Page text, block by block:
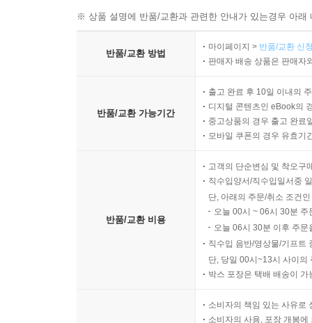
※ 상품 설명에 반품/교환과 관련한 안내가 있는경우 아
반품/교환 방법
마이페이지 > 반품/교환 신
판매자 배송 상품은 판매자
반품/교환 가능기간
출고 완료 후 10일 이내의
디지털 콘텐츠인 eBook의
중고상품의 경우 출고 완료
모바일 쿠폰의 경우 유효기
반품/교환 비용
고객의 단순변심 및 착오구
직수입양서/직수입일서중
단, 아래의 주문/취소 조건
오늘 00시 ~ 06시 30분
오늘 06시 30분 이후 주
직수입 음반/영상물/기프트
단, 당일 00시~13시 사이의
박스 포장은 택배 배송이
소비자의 책임 있는 사유로
소비자의 사용, 포장 개봉